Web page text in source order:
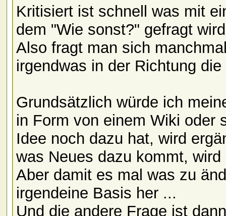
Kritisiert ist schnell was mit
dem "Wie sonst?" gefragt
Also fragt man sich
irgendwas in der Richtung
Grundsätzlich würde ich
in Form von einem Wiki oder
Idee noch dazu hat, wird
was Neues dazu kommt,
Aber damit es mal was zu
irgendeine Basis her ...
Und die andere Frage ist